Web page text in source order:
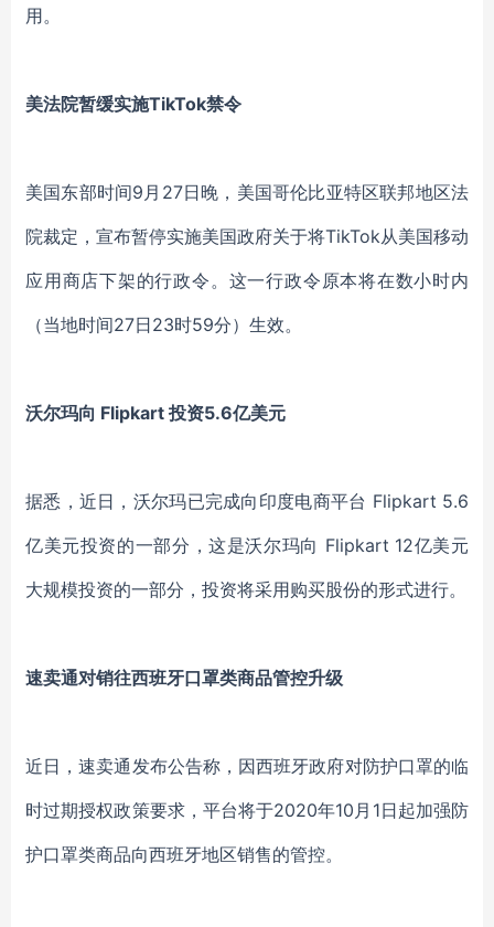
用。
美法院暂缓实施TikTok禁令
美国东部时间9月27日晚，美国哥伦比亚特区联邦地区法
院裁定，宣布暂停实施美国政府关于将TikTok从美国移动
应用商店下架的行政令。这一行政令原本将在数小时内
（当地时间27日23时59分）生效。
沃尔玛向 Flipkart 投资5.6亿美元
据悉，近日，沃尔玛已完成向印度电商平台 Flipkart 5.6
亿美元投资的一部分，这是沃尔玛向 Flipkart 12亿美元
大规模投资的一部分，投资将采用购买股份的形式进行。
速卖通对销往西班牙口罩类商品管控升级
近日，速卖通发布公告称，因西班牙政府对防护口罩的临
时过期授权政策要求，平台将于2020年10月1日起加强防
护口罩类商品向西班牙地区销售的管控。